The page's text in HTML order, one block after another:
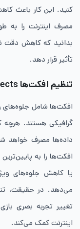
کنید. این کار باعث
مصرف اینترنت را به
بدانید که کاهش دقت
تأثیر قرار دهد.
تنظیم افکت‌ها Effects
افکت‌ها شامل جلوه‌های
گرافیکی هستند. هرچه
داده‌ها مصرف خواهد
افکت‌ها را به
یا کاهش جلوه‌های
می‌دهد. در حقیقت،
تغییر تجربه بصری
اینترنت کمک می‌کند.